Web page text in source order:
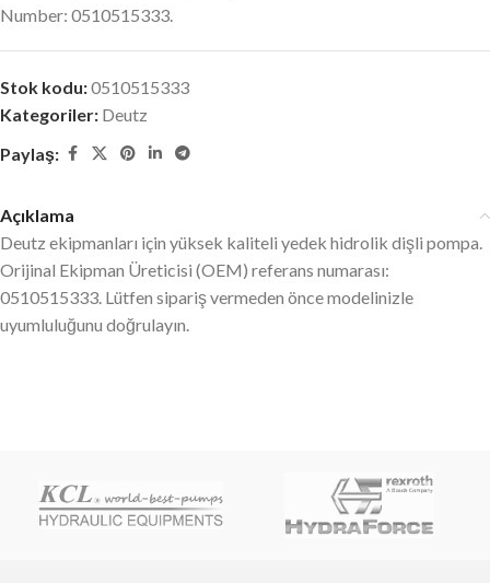
Number: 0510515333.
Stok kodu:0510515333
Kategoriler: Deutz
Paylaş:
Açıklama
Deutz ekipmanları için yüksek kaliteli yedek hidrolik dişli pompa.
Orijinal Ekipman Üreticisi (OEM) referans numarası:
0510515333. Lütfen sipariş vermeden önce modelinizle
uyumluluğunu doğrulayın.